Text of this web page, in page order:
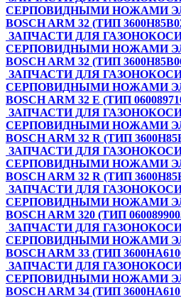
СЕРПОВИДНЫМИ НОЖАМИ
BOSCH ARM 32 (ТИП
ЗАПЧАСТИ ДЛЯ
СЕРПОВИДНЫМИ НОЖАМИ
BOSCH ARM 32 (ТИП
ЗАПЧАСТИ ДЛЯ
СЕРПОВИДНЫМИ НОЖАМИ
BOSCH ARM 32 E (ТИП
ЗАПЧАСТИ ДЛЯ
СЕРПОВИДНЫМИ НОЖАМИ
BOSCH ARM 32 R (ТИП
ЗАПЧАСТИ ДЛЯ
СЕРПОВИДНЫМИ НОЖАМИ
BOSCH ARM 32 R (ТИП
ЗАПЧАСТИ ДЛЯ
СЕРПОВИДНЫМИ НОЖАМИ
BOSCH ARM 320 (ТИП
ЗАПЧАСТИ ДЛЯ
СЕРПОВИДНЫМИ НОЖАМИ
BOSCH ARM 33 (ТИП
ЗАПЧАСТИ ДЛЯ
СЕРПОВИДНЫМИ НОЖАМИ
BOSCH ARM 34 (ТИП